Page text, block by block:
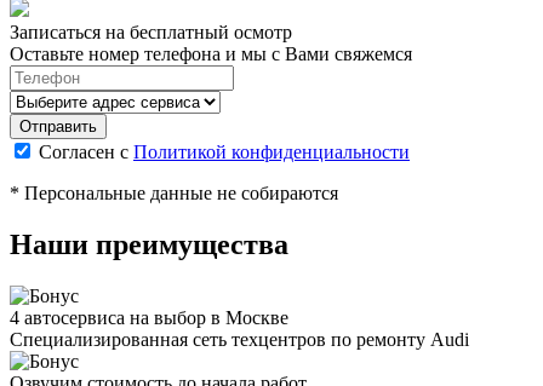
Записаться на бесплатный осмотр
Оставьте номер телефона и мы с Вами свяжемся
Согласен с Политикой конфиденциальности
* Персональные данные не собираются
Наши преимущества
4 автосервиса на выбор в Москве
Специализированная сеть техцентров по ремонту Audi